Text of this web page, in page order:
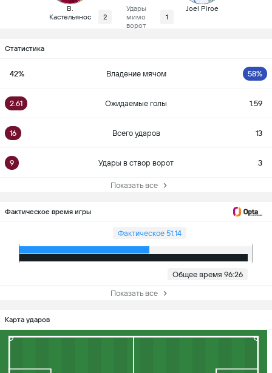
В.
Кастельянос
2
Удары
мимо
ворот
1
Joel Piroe
Статистика
42% Владение мячом 58%
2.61 Ожидаемые голы 1.59
16 Всего ударов 13
9 Удары в створ ворот 3
Показать все
Фактическое время игры
Фактическое 51:14
Общее время 96:26
Показать все
Карта ударов